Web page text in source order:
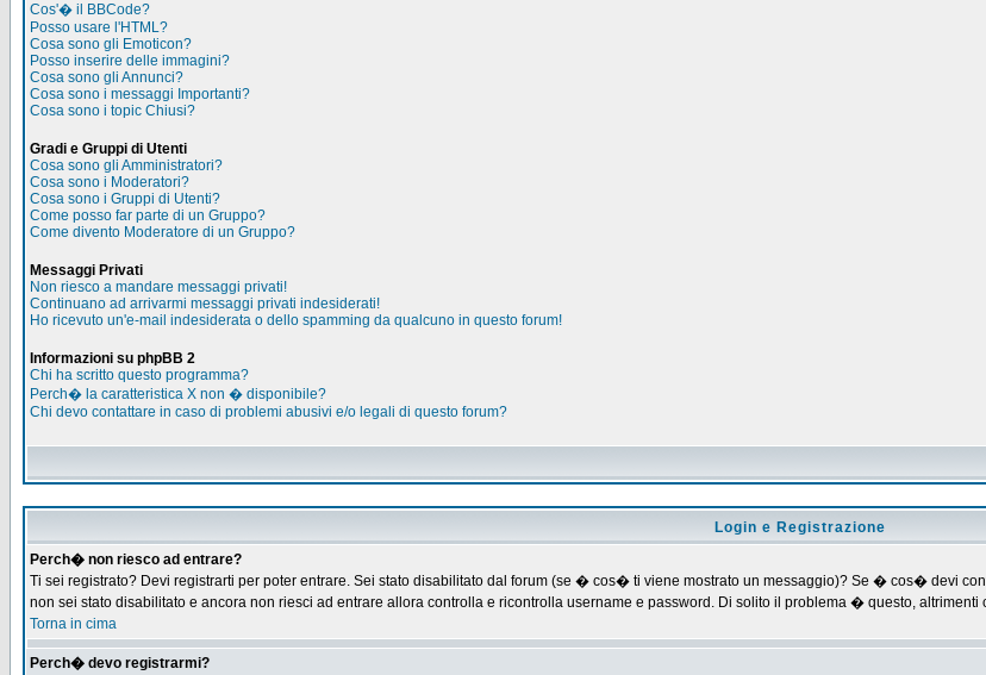
Cos'� il BBCode?
Posso usare l'HTML?
Cosa sono gli Emoticon?
Posso inserire delle immagini?
Cosa sono gli Annunci?
Cosa sono i messaggi Importanti?
Cosa sono i topic Chiusi?
Gradi e Gruppi di Utenti
Cosa sono gli Amministratori?
Cosa sono i Moderatori?
Cosa sono i Gruppi di Utenti?
Come posso far parte di un Gruppo?
Come divento Moderatore di un Gruppo?
Messaggi Privati
Non riesco a mandare messaggi privati!
Continuano ad arrivarmi messaggi privati indesiderati!
Ho ricevuto un'e-mail indesiderata o dello spamming da qualcuno in questo forum!
Informazioni su phpBB 2
Chi ha scritto questo programma?
Perch� la caratteristica X non � disponibile?
Chi devo contattare in caso di problemi abusivi e/o legali di questo forum?
Login e Registrazione
Perch� non riesco ad entrare?
Ti sei registrato? Devi registrarti per poter entrare. Sei stato disabilitato dal forum (se � cos� ti viene mostrato un messaggio)? Se � cos� devi
non sei stato disabilitato e ancora non riesci ad entrare allora controlla e ricontrolla username e password. Di solito il problema � questo,
Torna in cima
Perch� devo registrarmi?